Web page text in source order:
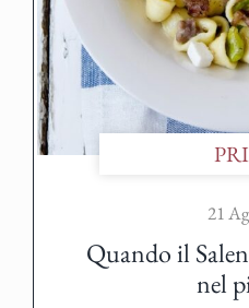
21
Quando il
nel